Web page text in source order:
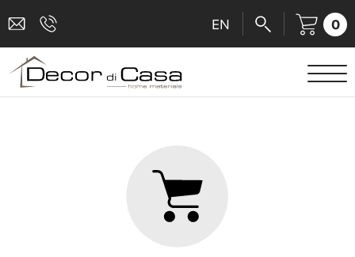
EN 0
ΕΙΔΗ ΥΓΙΕΙΝΗΣ